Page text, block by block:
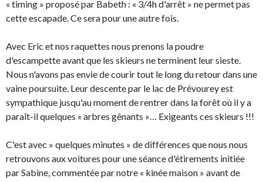
« timing » proposé par Babeth : « 3/4h d'arrêt » ne permet pas
cette escapade. Ce sera pour une autre fois.
Avec Eric et nos raquettes nous prenons la poudre
d'escampette avant que les skieurs ne terminent leur sieste.
Nous n'avons pas envie de courir tout le long du retour dans une
vaine poursuite. Leur descente par le lac de Prévourey est
sympathique jusqu'au moment de rentrer dans la forêt où il y a
paraît-il quelques « arbres gênants »… Exigeants ces skieurs !!!
C'est avec » quelques minutes » de différences que nous nous
retrouvons aux voitures pour une séance d'étirements initiée
par Sabine, commentée par notre « kinée maison » avant de